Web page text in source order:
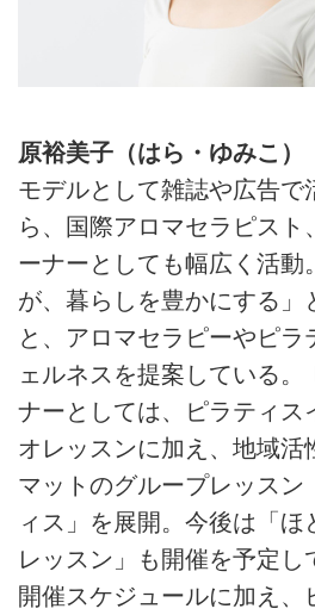
原裕美子（はら・ゆみこ）
モデルとして雑誌や広告で
ら、国際アロマセラピスト
ーナーとしても幅広く活動
が、暮らしを豊かにする」
と、アロマセラピーやピラ
ェルネスを提案している。
ナーとしては、ピラティス
オレッスンに加え、地域活
マットのグループレッスン
ィス」を展開。今後は「ほ
レッスン」も開催を予定し
開催スケジュールに加え、